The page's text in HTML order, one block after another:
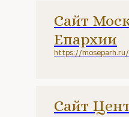
Сайт
Сайт
Епархии
https://moseparh.ru/